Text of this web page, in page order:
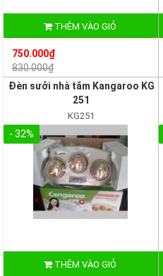
THÊM VÀO GIỎ
750.000₫
830.000₫
Đèn sưởi nhà tắm Kangaroo KG
251
KG251
- 32%
THÊM VÀO GIỎ